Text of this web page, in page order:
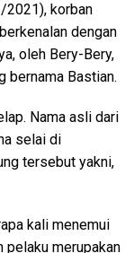
2021), korban
dengan
oleh Bery-Bery,
bernama Bastian.
Nama asli dari
selai di
tersebut yakni,
kali menemui
pelaku merupakan